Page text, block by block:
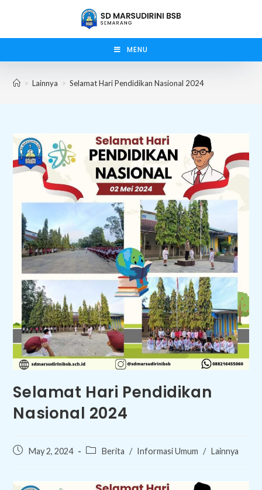
content
MENU
> Lainnya > Selamat Hari Pendidikan Nasional 2024
Selamat Hari Pendidikan
Nasional 2024
PostMay 2, 2024
PostBerita / Informasi Umum / Lainnya